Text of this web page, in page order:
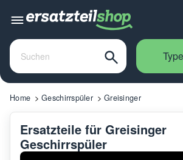
Home Geschirrspüler Greisinger
Ersatzteile für Greisinger
Geschirrspüler